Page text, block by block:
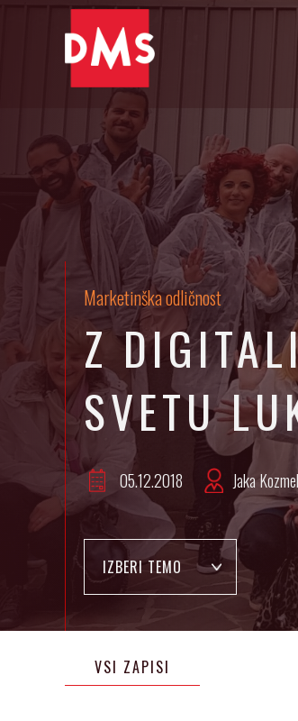
Marketinška odličnost
Z
SVETU
05.12.2018 Jaka
IZBERI TEMO
VSI ZAPISI